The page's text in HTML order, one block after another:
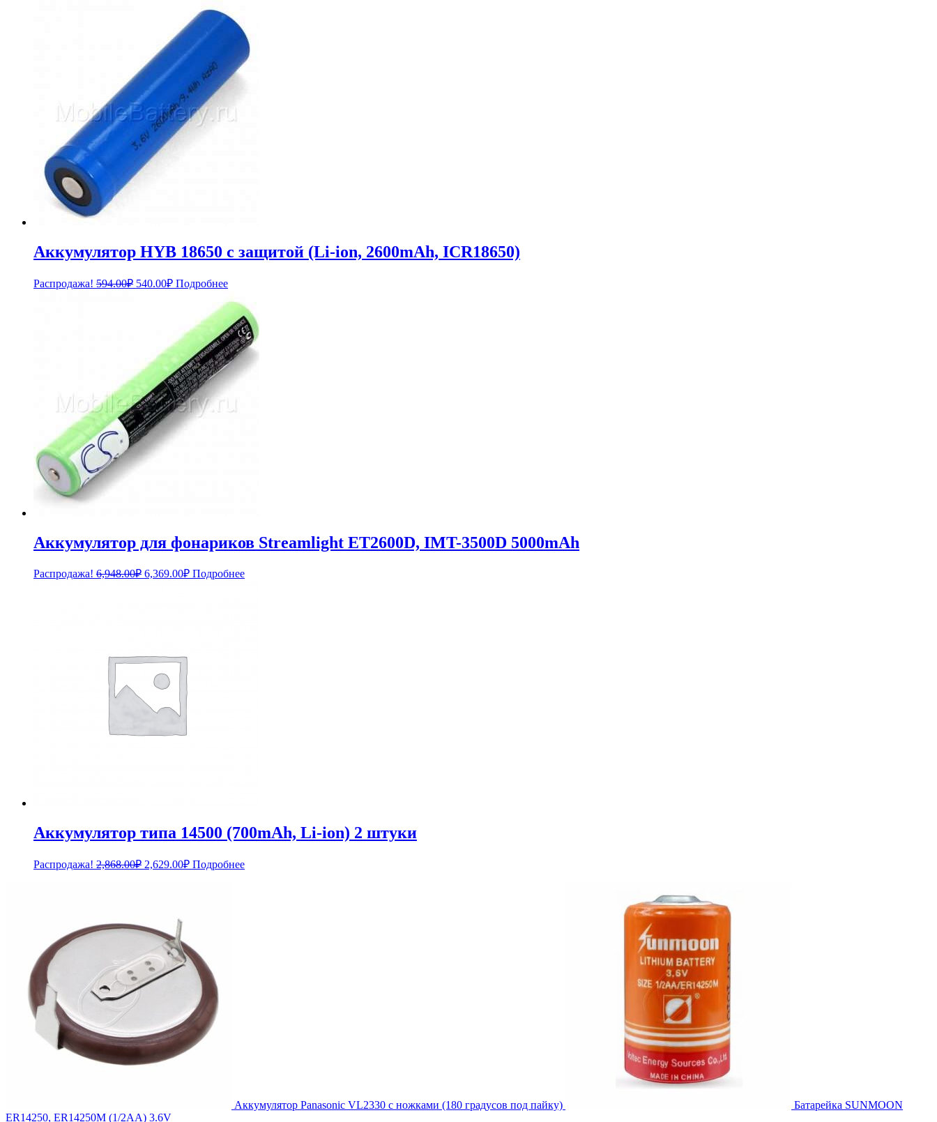
Аккумулятор HYB 18650 с защитой (Li-ion, 2600mAh, ICR18650)
Распродажа! 594.00₽ Первоначальная
540.00₽Текущая
цена:
Подробнее
Аккумулятор для фонариков Streamlight ET2600D, IMT-3500D 5000mAh
Распродажа! 6,948.00₽ Первоначальная
6,369.00₽Текущая
Подробнее
Аккумулятор типа 14500 (700mAh, Li-ion) 2 штуки
Распродажа! 2,868.00₽ Первоначальная
2,629.00₽Текущая
цена:
Подробнее
Аккумулятор Panasonic VL2330 с ножками (180 градусов под пайку)
Батарейка SUNMOON
ER14250, ER14250M (1/2AA) 3.6V